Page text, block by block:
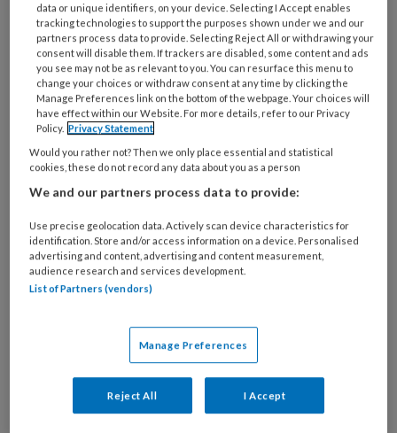
verder ontwikkeld.
Wat
REGISTREREN
Wil je dit artikel lezen?
Maak gratis een account aan en lees 2
artikelen gratis per maand
Al een account of abonnement?
data or unique identifiers, on your device. Selecting I Accept enables
tracking technologies to support the purposes shown under we and our
partners process data to provide. Selecting Reject All or withdrawing your
consent will disable them. If trackers are disabled, some content and ads
you see may not be as relevant to you. You can resurface this menu to
change your choices or withdraw consent at any time by clicking the
Manage Preferences link on the bottom of the webpage. Your choices will
have effect within our Website. For more details, refer to our Privacy
Policy. Privacy Statement
Would you rather not? Then we only place essential and statistical
cookies, these do not record any data about you as a person
We and our partners process data to provide:
Use precise geolocation data. Actively scan device characteristics for
identification. Store and/or access information on a device. Personalised
advertising and content, advertising and content measurement,
audience research and services development.
List of Partners (vendors)
Manage Preferences
Reject All I Accept